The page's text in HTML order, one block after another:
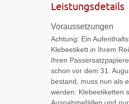
Leistungsdetails
Voraussetzungen
Achtung: Ein
Klebeetikett in Ihrem
Ihren
schon vor dem 31.
bestand, muss nun als
werden. Klebeetiketten